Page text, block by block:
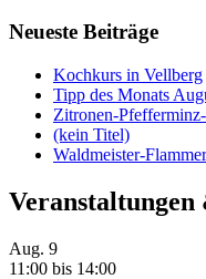
Neueste Beiträge
Kochkurs in Vellberg
Tipp des Monats
Zitronen-
(kein Titel)
Waldmeister-
Aug. 9
11:00 bis 14:00